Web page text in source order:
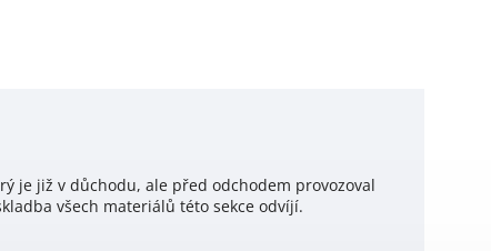
je již v důchodu, ale před odchodem provozoval
všech materiálů této sekce odvíjí.